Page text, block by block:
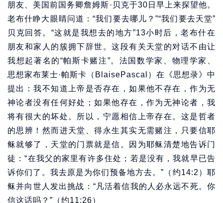
朋友、美国前国务卿詹姆斯·贝克于30日早上来探望他。
老布什睁大眼睛问道：“我们要去哪儿？”“我们要去天堂”
贝克回答。“这就是我想去的地方”13小时后，老布什在
朋友和家人的簇拥下辞世。这段有关天堂的对话不由让
我想起著名的“帕斯卡赌注”。法国数学家、物理学家、
思想家布莱士·帕斯卡（BlaisePascal）在《思想录》中
提出：我不知道上帝是否存在，如果他不存在，作为无
神论者没有任何好处；如果他存在，作为无神论者，我
将有很大的坏处。所以，宁愿相信上帝存在。这是哲者
的思辨！然而进天堂、得永生其实无需赌注，只要信耶
稣就够了，天堂的门票就是信。因为耶稣清楚地告诉门
徒：“在我父的家里有许多住处；若是没有，我就早已告
诉你们了。我去原是为你们预备地方去。”（约14:2）耶
稣并向世人发出挑战：“凡活着信我的人必永远不死。你
信这话吗？”（约11:26）